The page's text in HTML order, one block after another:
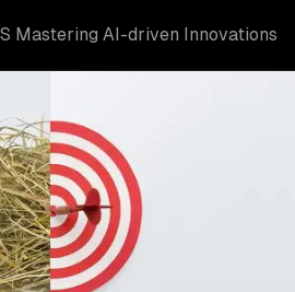
Mastering AI-driven Innovations